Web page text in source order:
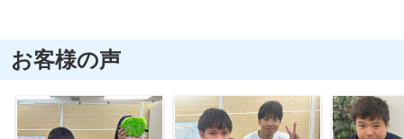
お客様の声